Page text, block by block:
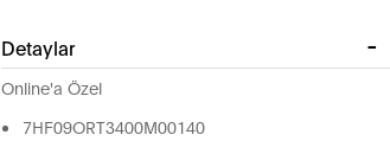
Detaylar
Online'a Özel
7HF09ORT3400M00140